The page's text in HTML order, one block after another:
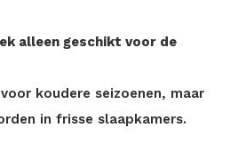
alleen geschikt voor de
koudere seizoenen, maar
in frisse slaapkamers.